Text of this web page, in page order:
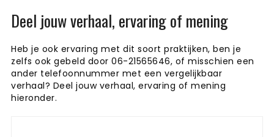
Deel jouw verhaal, ervaring of mening
Heb je ook ervaring met dit soort praktijken, ben je
zelfs ook gebeld door 06-21565646, of misschien een
ander telefoonnummer met een vergelijkbaar
verhaal? Deel jouw verhaal, ervaring of mening
hieronder.